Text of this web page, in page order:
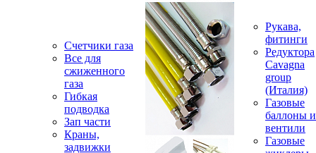
Счетчики газа
Все для
сжиженного
газа
Гибкая
подводка
Зап части
Краны,
задвижки
Рукава,
фитинги
Редуктора
Cavagna
group
(Италия)
Газовые
баллоны и
вентили
Газовые